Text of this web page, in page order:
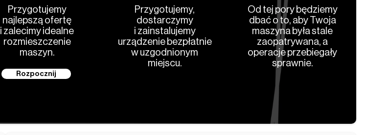
Przygotujemy
najlepszą ofertę
i zalecimy idealne
rozmieszczenie
maszyn.
Rozpocznij
Przygotujemy,
dostarczymy
i zainstalujemy
urządzenie bezpłatnie
w uzgodnionym
miejscu.
Od tej pory będziemy
dbać o to, aby Twoja
maszyna była stale
zaopatrywana, a
operacje przebiegały
sprawnie.